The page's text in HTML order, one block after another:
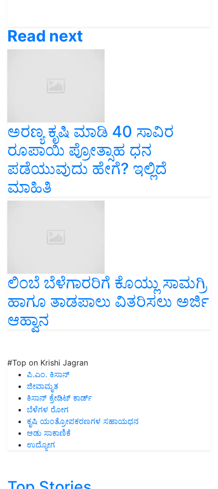
Read next
ಅರಣ್ಯ ಕೃಷಿ ಮಾಡಿ 40 ಸಾವಿರ
ರೂಪಾಯಿ ಪ್ರೋತ್ಸಾಹ ಧನ
ಪಡೆಯುವುದು ಹೇಗೆ? ಇಲ್ಲಿದೆ
ಮಾಹಿತಿ
ಲಿಂಬೆ ಬೆಳೆಗಾರರಿಗೆ ಕೊಯ್ಲು ಸಾಮಗ್ರಿ
ಹಾಗೂ ತಾಡಪಾಲು ವಿತರಿಸಲು ಅರ್ಜಿ
ಆಹ್ವಾನ
#Top on Krishi Jagran
ಪಿ.ಎಂ. ಕಿಸಾನ್
ಜೀವಾಮೃತ
ಕಿಸಾನ್ ಕ್ರೇಡಿಟ್ ಕಾರ್ಡ್
ಬೆಳೆಗಳ ರೋಗ
ಕೃಷಿ ಯಂತ್ರೋಪಕರಣಗಳ ಸಹಾಯಧನ
ಆಡು ಸಾಕಾಣಿಕೆ
ಉದ್ಯೋಗ